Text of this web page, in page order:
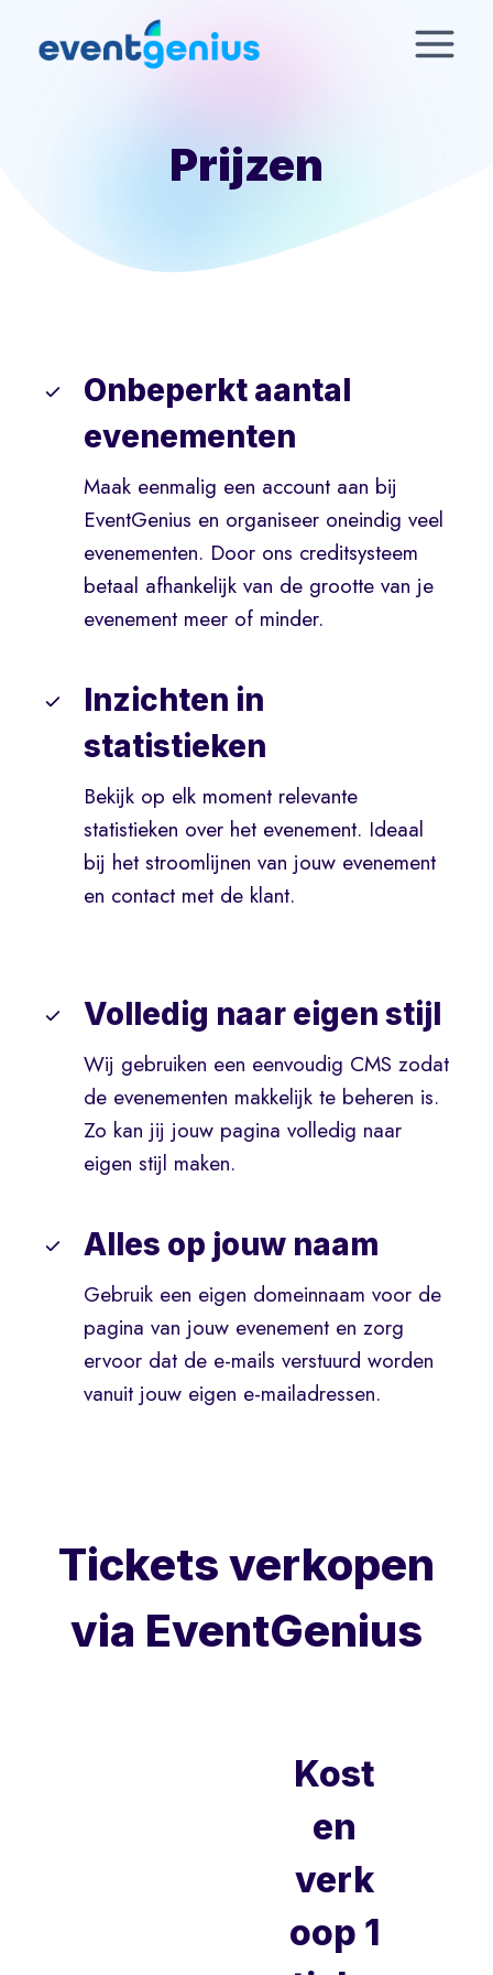
Prijzen
Onbeperkt aantal
evenementen
Maak eenmalig een account aan bij
EventGenius en organiseer oneindig veel
evenementen. Door ons creditsysteem
betaal afhankelijk van de grootte van je
evenement meer of minder.
Inzichten in
statistieken
Bekijk op elk moment relevante
statistieken over het evenement. Ideaal
bij het stroomlijnen van jouw evenement
en contact met de klant.
Volledig naar eigen stijl
Wij gebruiken een eenvoudig CMS zodat
de evenementen makkelijk te beheren is.
Zo kan jij jouw pagina volledig naar
eigen stijl maken.
Alles op jouw naam
Gebruik een eigen domeinnaam voor de
pagina van jouw evenement en zorg
ervoor dat de e-mails verstuurd worden
vanuit jouw eigen e-mailadressen.
Tickets verkopen
via EventGenius
Kost
en
verk
oop 1